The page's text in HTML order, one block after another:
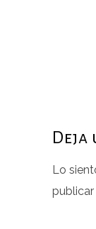
Deja
Lo